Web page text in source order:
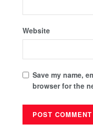
Website
Save my name,
browser for the